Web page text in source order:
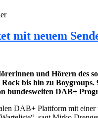
mit neuem
und Hörern des
bis hin zu
bundesweiten DAB+
DAB+ Plattform mit